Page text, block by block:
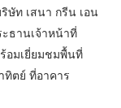
ษัท เสนา กรีน เอน
ธานเจ้าหน้าที่
อมเยี่ยมชมพื้นที่
ทิตย์ ที่อาคาร